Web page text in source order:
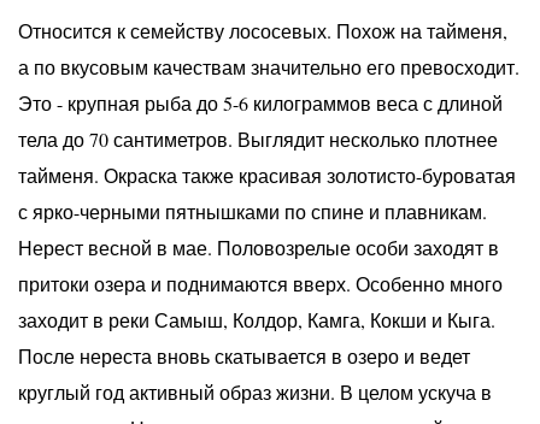
Относится к семейству лососевых. Похож на тайменя,
а по вкусовым качествам значительно его превосходит.
Это - крупная рыба до 5-6 килограммов веса с длиной
тела до 70 сантиметров. Выглядит несколько плотнее
тайменя. Окраска также красивая золотисто-буроватая
с ярко-черными пятнышками по спине и плавникам.
Нерест весной в мае. Половозрелые особи заходят в
притоки озера и поднимаются вверх. Особенно много
заходит в реки Самыш, Колдор, Камга, Кокши и Кыга.
После нереста вновь скатывается в озеро и ведет
круглый год активный образ жизни. В целом ускуча в